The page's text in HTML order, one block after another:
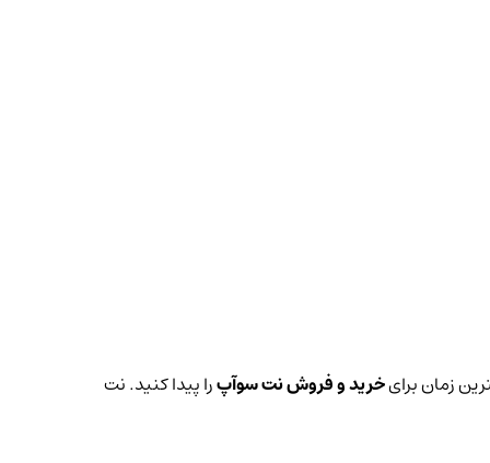
زمان برایخرید و فروش نت سوآپرا پیدا کنید. نت